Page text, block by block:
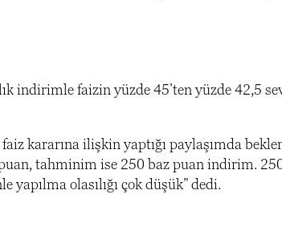
indirimle faizin yüzde 45’ten yüzde 42,5
kararına ilişkin yaptığı paylaşımda
tahminim ise 250 baz puan indirim.
olasılığı çok düşük” dedi.